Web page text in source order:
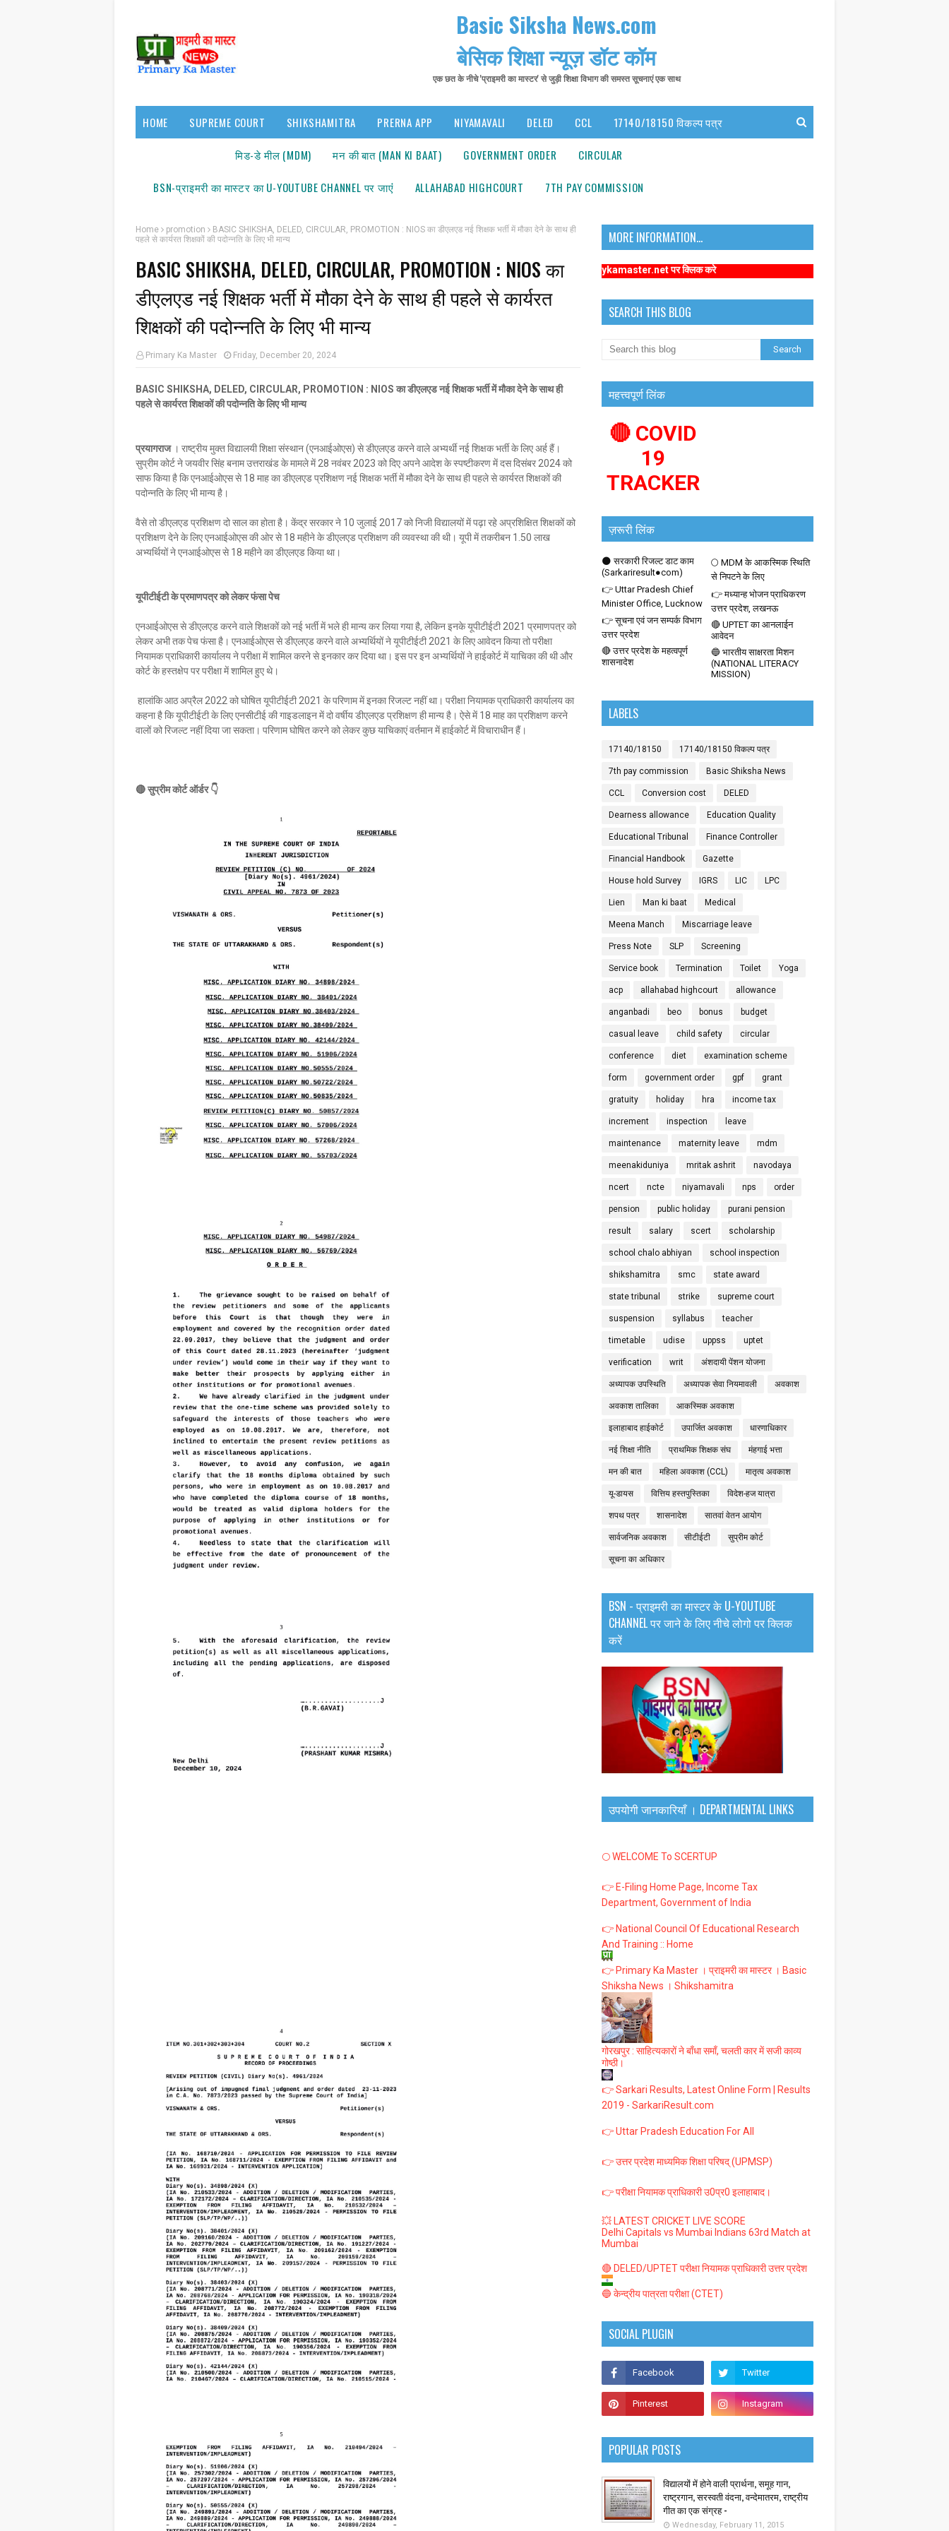
Basic Siksha News.com
बेसिक शिक्षा न्यूज़ डॉट कॉम
एक छत के नीचे 'प्राइमरी का मास्टर' से जुड़ी शिक्षा विभाग की समस्त सूचनाएं एक साथ
HOME SUPREME COURT SHIKSHAMITRA PRERNA APP NIYAMAVALI DELED CCL 17140/18150 विकल्प पत्र
मिड-डे मील (MDM) मन की बात (MAN KI BAAT) GOVERNMENT ORDER CIRCULAR
BSN-प्राइमरी का मास्टर का U-YOUTUBE CHANNEL पर जाएंं ALLAHABAD HIGHCOURT 7TH PAY COMMISSION
Home promotion
BASIC SHIKSHA, DELED, CIRCULAR, PROMOTION : NIOS का डीएलएड नई शिक्षक भर्ती में मौका देने के साथ ही
पहले से कार्यरत शिक्षकों की पदोन्नति के लिए भी मान्य
BASIC SHIKSHA, DELED, CIRCULAR, PROMOTION : NIOS का
डीएलएड नई शिक्षक भर्ती में मौका देने के साथ ही पहले से कार्यरत
शिक्षकों की पदोन्नति के लिए भी मान्य
Primary Ka Master Friday, December 20, 2024
BASIC SHIKSHA, DELED, CIRCULAR, PROMOTION : NIOS का डीएलएड नई शिक्षक भर्ती में मौका देने के साथ ही
पहले से कार्यरत शिक्षकों की पदोन्नति के लिए भी मान्य
प्रयागराज। राष्ट्रीय मुक्त विद्यालयी शिक्षा संस्थान (एनआईओएस) से डीएलएड करने वाले अभ्यर्थी नई शिक्षक भर्ती के लिए अर्ह हैं।
सुप्रीम कोर्ट ने जयवीर सिंह बनाम उत्तराखंड के मामले में 28 नवंबर 2023 को दिए अपने आदेश के स्पष्टीकरण में दस दिसंबर 2024 को
साफ किया है कि एनआईओएस से 18 माह का डीएलएड प्रशिक्षण नई शिक्षक भर्ती में मौका देने के साथ ही पहले से कार्यरत शिक्षकों की
पदोन्नति के लिए भी मान्य है।
वैसे तो डीएलएड प्रशिक्षण दो साल का होता है। केंद्र सरकार ने 10 जुलाई 2017 को निजी विद्यालयों में पढ़ा रहे अप्रशिक्षित शिक्षकों को
प्रशिक्षण देने के लिए एनआईओएस की ओर से 18 महीने के डीएलएड प्रशिक्षण की व्यवस्था की थी। यूपी में तकरीबन 1.50 लाख
अभ्यर्थियों ने एनआईओएस से 18 महीने का डीएलएड किया था।
यूपीटीईटी के प्रमाणपत्र को लेकर फंसा पेच
एनआईओएस से डीएलएड करने वाले शिक्षकों को नई भर्ती में भले ही मान्य कर लिया गया है, लेकिन इनके यूपीटीईटी 2021 प्रमाणपत्र को
लेकर अभी तक पेच फंसा है। एनआईओएस से डीएलएड करने वाले अभ्यर्थियों ने यूपीटीईटी 2021 के लिए आवेदन किया तो परीक्षा
नियामक प्राधिकारी कार्यालय ने परीक्षा में शामिल करने से इनकार कर दिया था। इस पर इन अभ्यर्थियों ने हाईकोर्ट में याचिका की थी और
कोर्ट के हस्तक्षेप पर परीक्षा में शामिल हुए थे।
हालांकि आठ अप्रैल 2022 को घोषित यूपीटीईटी 2021 के परिणाम में इनका रिजल्ट नहीं था। परीक्षा नियामक प्राधिकारी कार्यालय का
कहना है कि यूपीटीईटी के लिए एनसीटीई की गाइडलाइन में दो वर्षीय डीएलएड प्रशिक्षण ही मान्य है। ऐसे में 18 माह का प्रशिक्षण करने
वालों को रिजल्ट नहीं दिया जा सकता। परिणाम घोषित करने को लेकर कुछ याचिकाएं वर्तमान में हाईकोर्ट में विचाराधीन हैं।
🔴 सुप्रीम कोर्ट ऑर्डर 👇
MORE INFORMATION...
सूचना: अधिक संबंधित समाचारों के लिए कृपया https://www.primarykamaster.net पर क्लिक करे
SEARCH THIS BLOG
महत्त्वपूर्ण लिंक
🔴 COVID
19
TRACKER
ज़रूरी लिंक
🌑 सरकारी रिजल्ट डाट काम
(Sarkariresult●com)
🌕 MDM के आकस्मिक स्थिति
से निपटने के लिए
👉 Uttar Pradesh Chief
Minister Office, Lucknow
👉 मध्यान्ह भोजन प्राधिकरण
उत्तर प्रदेश, लखनऊ
👉 सूचना एवं जन सम्पर्क विभाग
उत्तर प्रदेश
🔴 UPTET का आनलाईन
आवेदन
🔴 उत्तर प्रदेश के महत्वपूर्ण
शासनादेश
🔵 भारतीय साक्षरता मिशन
(NATIONAL LITERACY
MISSION)
LABELS
17140/18150 17140/18150 विकल्प पत्र
7th pay commission Basic Shiksha News
CCL Conversion cost DELED
Dearness allowance Education Quality
Educational Tribunal Finance Controller
Financial Handbook Gazette
House hold Survey IGRS LIC LPC
Lien Man ki baat Medical
Meena Manch Miscarriage leave
Press Note SLP Screening
Service book Termination Toilet Yoga
acp allahabad highcourt allowance
anganbadi beo bonus budget
casual leave child safety circular
conference diet examination scheme
form government order gpf grant
gratuity holiday hra income tax
increment inspection leave
maintenance maternity leave mdm
meenakiduniya mritak ashrit navodaya
ncert ncte niyamavali nps order
pension public holiday purani pension
result salary scert scholarship
school chalo abhiyan school inspection
shikshamitra smc state award
state tribunal strike supreme court
suspension syllabus teacher
timetable udise uppss uptet
verification writ अंशदायी पेंशन योजना
अध्यापक उपस्थिति अध्यापक सेवा नियमावली अवकाश
अवकाश तालिका आकस्मिक अवकाश
इलाहाबाद हाईकोर्ट उपार्जित अवकाश धारणाधिकार
नई शिक्षा नीति प्राथमिक शिक्षक संघ मंहगाई भत्ता
मन की बात महिला अवकाश (CCL) मातृत्व अवकाश
यू-डायस वित्तिय हस्तपुस्तिका विदेश-हज यात्रा
शपथ पत्र शासनादेश सातवां वेतन आयोग
सार्वजनिक अवकाश सीटीईटी सुप्रीम कोर्ट
सूचना का अधिकार
BSN - प्राइमरी का मास्टर के U-YOUTUBE
CHANNEL पर जाने के लिए नीचे लोगो पर क्लिक
करें
उपयोगी जानकारियाँ । DEPARTMENTAL LINKS
🌕 WELCOME To SCERTUP
👉 E-Filing Home Page, Income Tax
Department, Government of India
👉 National Council Of Educational Research
And Training :: Home
👉 Primary Ka Master । प्राइमरी का मास्टर । Basic
Shiksha News । Shikshamitra
गोरखपुर : साहित्यकारों ने बाँधा समाँ, चलती कार में सजी काव्य
गोष्ठी।
👉 Sarkari Results, Latest Online Form | Results
2019 - SarkariResult.com
👉 Uttar Pradesh Education For All
👉 उत्तर प्रदेश माध्यमिक शिक्षा परिषद् (UPMSP)
👉 परीक्षा नियामक प्राधिकारी उ0प्र0 इलाहाबाद।
💥 LATEST CRICKET LIVE SCORE
Delhi Capitals vs Mumbai Indians 63rd Match at
Mumbai
🔴 DELED/UPTET परीक्षा नियामक प्राधिकारी उत्तर प्रदेश
🔵 केन्द्रीय पात्रता परीक्षा (CTET)
SOCIAL PLUGIN
POPULAR POSTS
विद्यालयों में होने वाली प्रार्थना, समूह गान,
राष्ट्रगान, सरस्वती वंदना, वन्देमातरम, राष्ट्रीय
गीत का एक संग्रह -
Wednesday, February 11, 2015